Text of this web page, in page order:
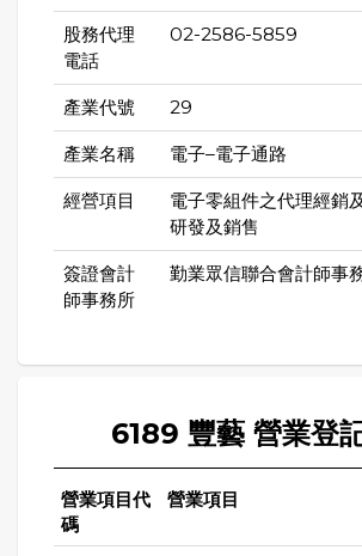
股務代理
電話
02-2586-5859
產業代號 29
產業名稱 電子–電子通路
經營項目
電子零組件之代理經銷
研發及銷售
簽證會計
師事務所
勤業眾信聯合會計師事
6189 豐藝 營業登
營業項目代
碼
營業項目